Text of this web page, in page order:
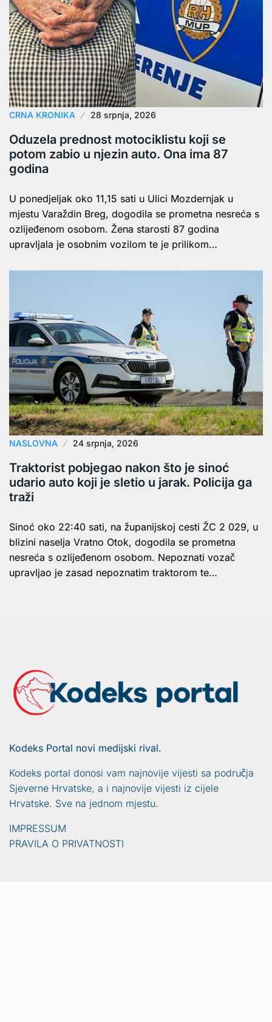
CRNA KRONIKA 28 srpnja, 2026
Oduzela prednost motociklistu koji se
potom zabio u njezin auto. Ona ima 87
godina
U ponedjeljak oko 11,15 sati u Ulici Mozdernjak u
mjestu Varaždin Breg, dogodila se prometna nesreća s
ozlijeđenom osobom. Žena starosti 87 godina
upravljala je osobnim vozilom te je prilikom…
NASLOVNA 24 srpnja, 2026
Traktorist pobjegao nakon što je sinoć
udario auto koji je sletio u jarak. Policija ga
traži
Sinoć oko 22:40 sati, na županijskoj cesti ŽC 2 029, u
blizini naselja Vratno Otok, dogodila se prometna
nesreća s ozlijeđenom osobom. Nepoznati vozač
upravljao je zasad nepoznatim traktorom te…
Kodeks Portal novi medijski rival.
Kodeks portal donosi vam najnovije vijesti sa područja
Sjeverne Hrvatske, a i najnovije vijesti iz cijele
Hrvatske. Sve na jednom mjestu.
IMPRESSUM
PRAVILA O PRIVATNOSTI